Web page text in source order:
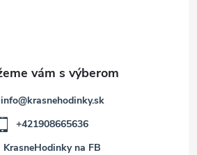
info@krasnehodinky.sk
+421908665636
KrasneHodinky na FB